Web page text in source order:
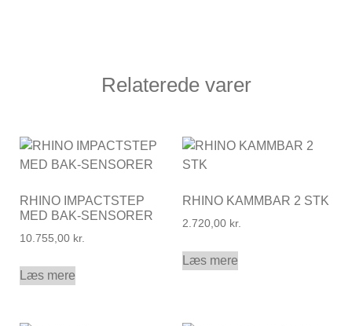
Relaterede varer
RHINO IMPACTSTEP
MED BAK-SENSORER
10.755,00 kr.
Læs mere
RHINO KAMMBAR 2 STK
2.720,00 kr.
Læs mere